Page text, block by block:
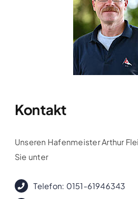
Galerien
Kontakt
Unseren Hafenmeister Arthur
Sie unter
Telefon: 0151-61946343